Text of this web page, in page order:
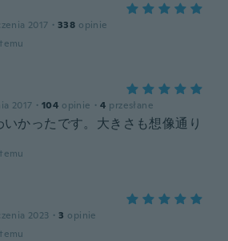
2017 · 338 opinie
2017 · 104 opinie · 4 przesłane
いかったです。大きさも想像通り
2023 · 3 opinie